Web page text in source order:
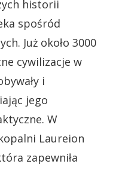
historii
spośród
Już około 3000
cywilizacje w
i
jego
W
Laureion
zapewniła